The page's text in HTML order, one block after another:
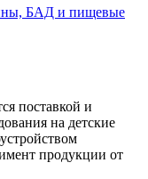
БАД и пищевые
поставкой и
на детские
продукции от